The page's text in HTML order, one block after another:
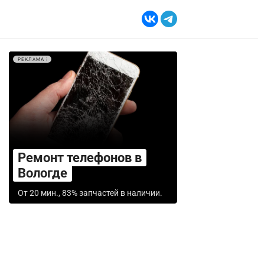
РЕКЛАМА
Ремонт телефонов в
Вологде
От 20 мин., 83% запчастей в наличии.